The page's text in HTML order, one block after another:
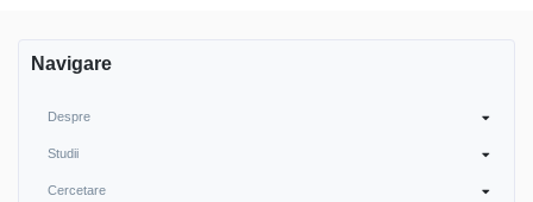
Navigare
Despre
Studii
Cercetare